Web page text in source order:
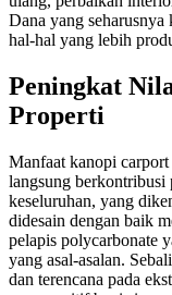
Dana yang
hal-hal yang lebih
Peningkat
Properti
Manfaat kanopi
langsung berkontribusi
keseluruhan, yang
didesain dengan baik
pelapis polycarbonate
yang asal-asalan.
dan terencana pada